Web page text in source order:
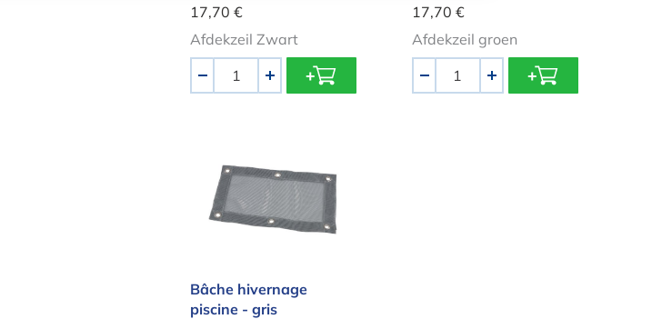
17,70 €
Afdekzeil Zwart
Quantité
+
17,70 €
Afdekzeil groen
Quantité
+
Bâche hivernage
piscine - gris